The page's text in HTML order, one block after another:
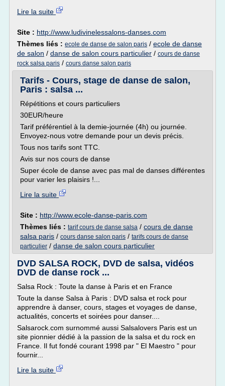
Lire la suite
Site : http://www.ludivinelessalons-danses.com
Thèmes liés : ecole de danse de salon paris / ecole de danse
de salon / danse de salon cours particulier / cours de danse
rock salsa paris / cours danse salon paris
Tarifs - Cours, stage de danse de salon,
Paris : salsa ...
Répétitions et cours particuliers
30EUR/heure
Tarif préférentiel à la demie-journée (4h) ou journée.
Envoyez-nous votre demande pour un devis précis.
Tous nos tarifs sont TTC.
Avis sur nos cours de danse
Super école de danse avec pas mal de danses différentes
pour varier les plaisirs !...
Lire la suite
Site : http://www.ecole-danse-paris.com
Thèmes liés : tarif cours de danse salsa / cours de danse
salsa paris / cours danse salon paris / tarifs cours de danse
particulier / danse de salon cours particulier
DVD SALSA ROCK, DVD de salsa, vidéos
DVD de danse rock ...
Salsa Rock : Toute la danse à Paris et en France
Toute la danse Salsa à Paris : DVD salsa et rock pour
apprendre à danser, cours, stages et voyages de danse,
actualités, concerts et soirées pour danser....
Salsarock.com surnommé aussi Salsalovers Paris est un
site pionnier dédié à la passion de la salsa et du rock en
France. Il fut fondé courant 1998 par " El Maestro " pour
fournir...
Lire la suite